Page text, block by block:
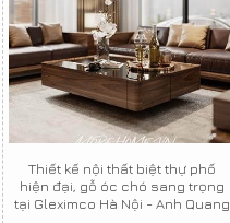
Thiết kế nội thất biệt thự phố
hiện đại, gỗ óc chó sang trọng
tại Gleximco Hà Nội - Anh Quang